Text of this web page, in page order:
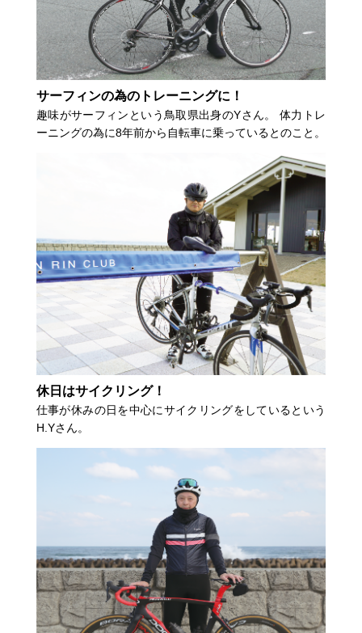
サーフィンの為のトレーニングに！
趣味がサーフィンという鳥取県出身のYさん。 体力トレ
ーニングの為に8年前から自転車に乗っているとのこと。
休日はサイクリング！
仕事が休みの日を中心にサイクリングをしているという
H.Yさん。